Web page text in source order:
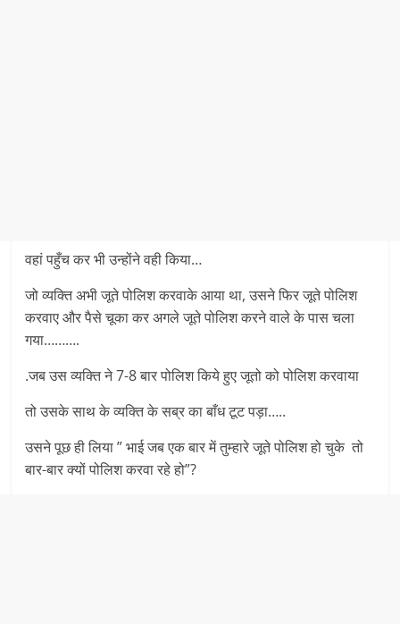
वहां पहुँच कर भी उन्होंने वही किया…
जो व्यक्ति अभी जूते पोलिश करवाके आया था, उसने फिर जूते पोलिश
करवाए और पैसे चूका कर अगले जूते पोलिश करने वाले के पास चला
गया……….
.जब उस व्यक्ति ने 7-8 बार पोलिश किये हुए जूतो को पोलिश करवाया
तो उसके साथ के व्यक्ति के सब्र का बाँध टूट पड़ा…..
उसने पूछ ही लिया ” भाई जब एक बार में तुम्हारे जूते पोलिश हो चुके तो
बार-बार क्यों पोलिश करवा रहे हो”?